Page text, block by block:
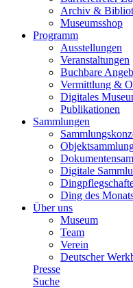
Archiv &
Museumsshop
Programm
Ausstellungen
Veranstaltungen
Buchbare
Vermittlung &
Digitales
Publikationen
Sammlungen
Digitale
Ding des
Über uns
Museum
Team
Verein
Deutscher
Presse
Suche